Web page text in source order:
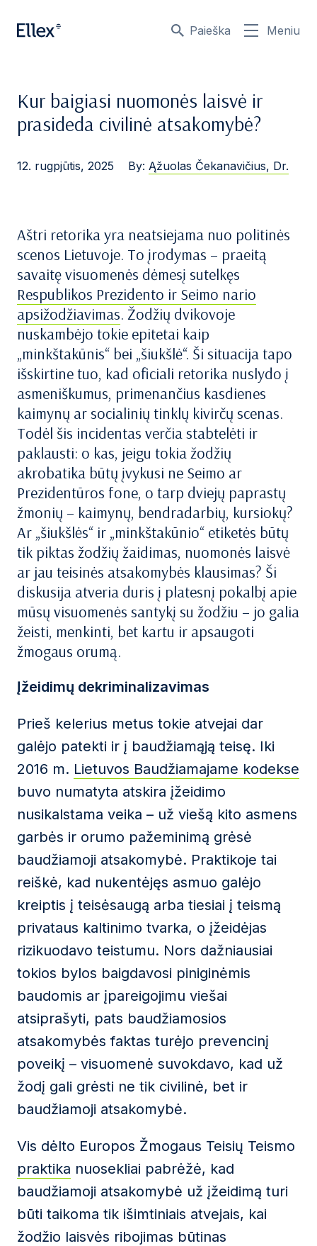
Paieška Meniu
Kur baigiasi nuomonės laisvė ir
prasideda civilinė atsakomybė?
12. rugpjūtis, 2025 By: Ąžuolas Čekanavičius, Dr.
Aštri retorika yra neatsiejama nuo politinės
scenos Lietuvoje. To įrodymas – praeitą
savaitę visuomenės dėmesį sutelkęs
Respublikos Prezidento ir Seimo nario
apsižodžiavimas. Žodžių dvikovoje
nuskambėjo tokie epitetai kaip
„minkštakūnis“ bei „šiukšlė“. Ši situacija tapo
išskirtine tuo, kad oficiali retorika nuslydo į
asmeniškumus, primenančius kasdienes
kaimynų ar socialinių tinklų kivirčų scenas.
Todėl šis incidentas verčia stabtelėti ir
paklausti: o kas, jeigu tokia žodžių
akrobatika būtų įvykusi ne Seimo ar
Prezidentūros fone, o tarp dviejų paprastų
žmonių – kaimynų, bendradarbių, kursiokų?
Ar „šiukšlės“ ir „minkštakūnio“ etiketės būtų
tik piktas žodžių žaidimas, nuomonės laisvė
ar jau teisinės atsakomybės klausimas? Ši
diskusija atveria duris į platesnį pokalbį apie
mūsų visuomenės santykį su žodžiu – jo galia
žeisti, menkinti, bet kartu ir apsaugoti
žmogaus orumą.
Įžeidimų dekriminalizavimas
Prieš kelerius metus tokie atvejai dar
galėjo patekti ir į baudžiamąją teisę. Iki
2016 m. Lietuvos Baudžiamajame kodekse
buvo numatyta atskira įžeidimo
nusikalstama veika – už viešą kito asmens
garbės ir orumo pažeminimą grėsė
baudžiamoji atsakomybė. Praktikoje tai
reiškė, kad nukentėjęs asmuo galėjo
kreiptis į teisėsaugą arba tiesiai į teismą
privataus kaltinimo tvarka, o įžeidėjas
rizikuodavo teistumu. Nors dažniausiai
tokios bylos baigdavosi piniginėmis
baudomis ar įpareigojimu viešai
atsiprašyti, pats baudžiamosios
atsakomybės faktas turėjo prevencinį
poveikį – visuomenė suvokdavo, kad už
žodį gali grėsti ne tik civilinė, bet ir
baudžiamoji atsakomybė.
Vis dėlto Europos Žmogaus Teisių Teismo
praktika nuosekliai pabrėžė, kad
baudžiamoji atsakomybė už įžeidimą turi
būti taikoma tik išimtiniais atvejais, kai
žodžio laisvės ribojimas būtinas